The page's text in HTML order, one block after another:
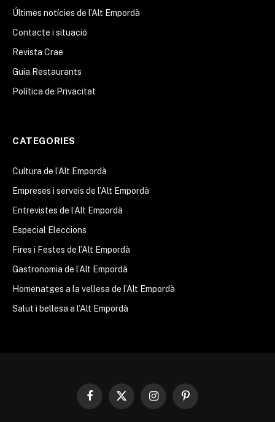
Últimes notícies de l’Alt Empordà
Contacte i situació
Revista Crae
Guia Restaurants
Política de Privacitat
CATEGORIES
Cultura de l’Alt Empordà
Empreses i serveis de l’Alt Empordà
Entrevistes de l’Alt Empordà
Especial Eleccions
Fires i Festes de l’Alt Empordà
Gastronomia de l’Alt Empordà
Homenatges a la vellesa de l’Alt Empordà
Salut i bellesa a l’Alt Empordà
Facebook
X
InstagramPinterest